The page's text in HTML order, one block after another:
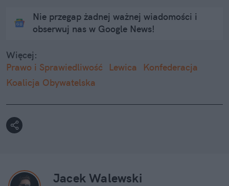
Nie przegap żadnej ważnej wiadomości i
obserwuj nas w Google News!
Więcej:
Prawo i Sprawiedliwość
Lewica
Konfederacja
Koalicja Obywatelska
Jacek Walewski